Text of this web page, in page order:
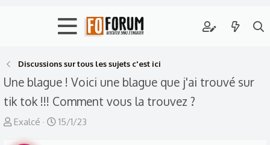
Discussions sur tous les sujets c'est ici
Une blague ! Voici une blague que j'ai trouvé sur
tik tok !!! Comment vous la trouvez ?
A
Exalcé
D
15/1/23